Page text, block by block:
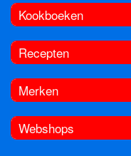
Kookboeken
Recepten
Merken
Webshops